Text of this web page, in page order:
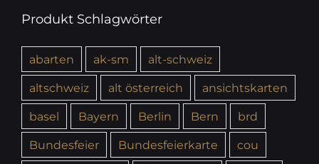
Produkt Schlagwörter
abarten ak-sm
alt-schweiz
altschweiz
alt österreich
ansichtskarten
basel
Bayern Berlin Bern
brd
Bundesfeier
Bundesfeierkarte
cou